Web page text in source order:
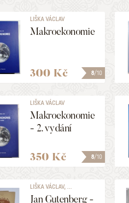
8/10
LIŠKA VÁCLAV
Makroekonomie
300 Kč
8/10
LIŠKA VÁCLAV
Makroekonomie
- 2. vydání
350 Kč
LIŠKA VÁCLAV, ...
Jan Gutenberg -